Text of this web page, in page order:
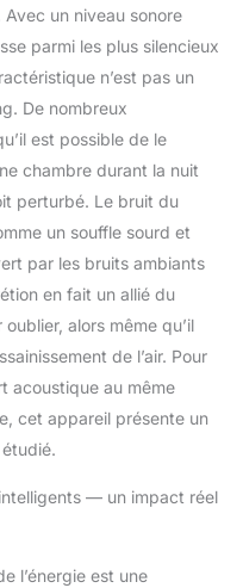
qui le
un mode
un mode nuit,
intelligent, des
et un réservoir
à chargement
- Doté
facile à lire,
sécurité
toute
pour chambre a
souci de facilité
un niveau sonore
parmi les plus silencieux
n’est pas un
De nombreux
est possible de le
chambre durant la nuit
perturbé. Le bruit du
un souffle sourd et
par les bruits ambiants
en fait un allié du
alors même qu’il
de l’air. Pour
acoustique au même
cet appareil présente un
— un impact réel
l’énergie est une